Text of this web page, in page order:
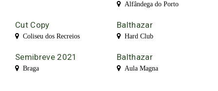
Alfândega do Porto
Cut Copy
Coliseu dos Recreios
Balthazar
Hard Club
Semibreve 2021
Braga
Balthazar
Aula Magna